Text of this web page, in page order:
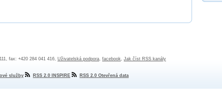
fax: +420 284 041 416, Uživatelská podpora, facebook, Jak číst RSS kanály
služby RSS 2.0 INSPIRE RSS 2.0 Otevřená data